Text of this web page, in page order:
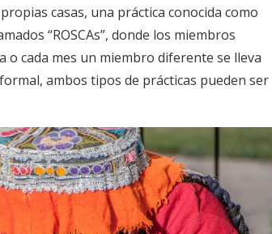
casas, una práctica conocida como
“ROSCAs”, donde los miembros
cada mes un miembro diferente se lleva
ambos tipos de prácticas pueden ser